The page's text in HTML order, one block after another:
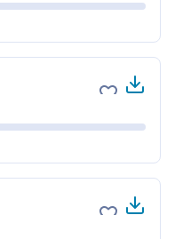
Agregar
Agregar